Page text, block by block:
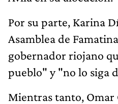
Por su parte, Karina
Asamblea de
gobernador riojano
pueblo" y "no lo siga
Mientras tanto, Omar